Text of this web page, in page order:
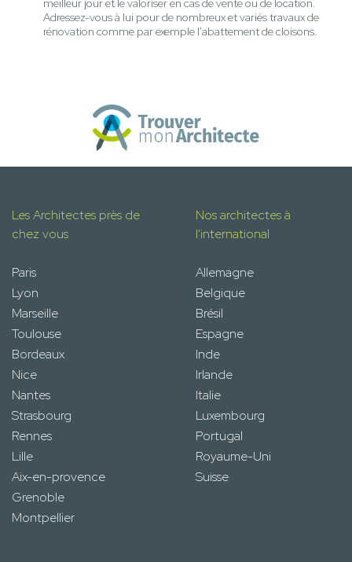
meilleur jour et le valoriser en cas de vente ou de location.
Adressez-vous à lui pour de nombreux et variés travaux de
rénovation comme par exemple l'abattement de cloisons.
Les Architectes près de
chez vous
Paris
Lyon
Marseille
Toulouse
Bordeaux
Nice
Nantes
Strasbourg
Rennes
Lille
Aix-en-provence
Grenoble
Montpellier
Nos architectes à
l'international
Allemagne
Belgique
Brésil
Espagne
Inde
Irlande
Italie
Luxembourg
Portugal
Royaume-Uni
Suisse